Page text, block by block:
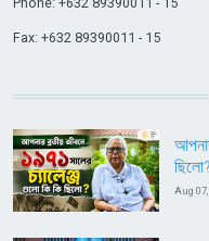
Fax: +632 89390011 - 15
ছিলো?
Aug